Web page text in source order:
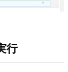
行